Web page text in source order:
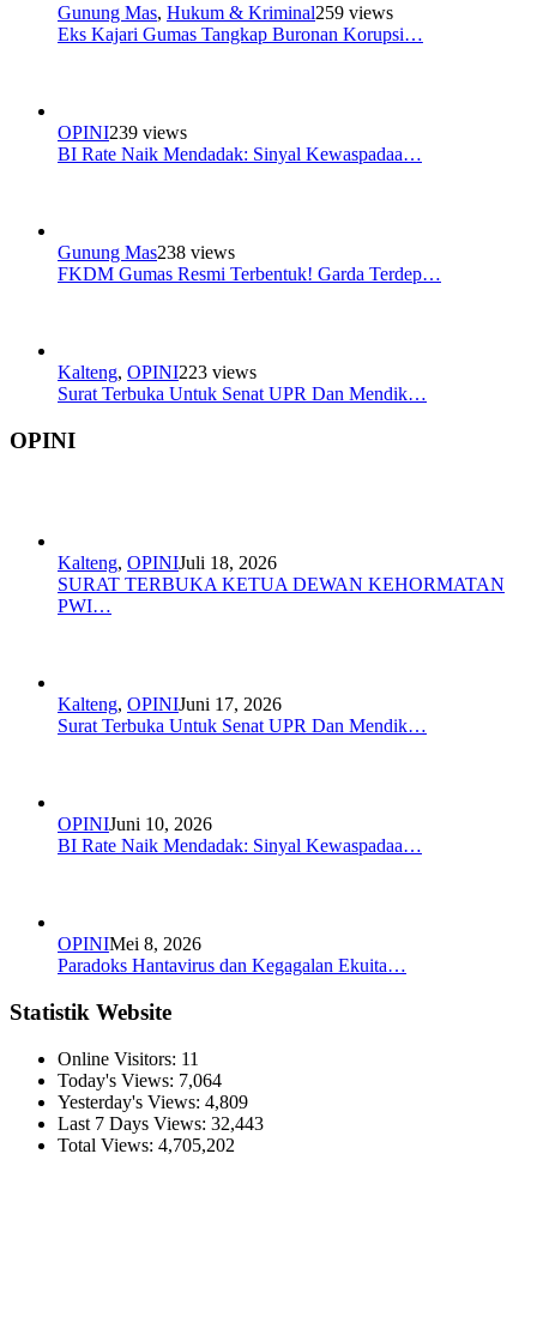
Gunung Mas, Hukum & Kriminal259 views
Eks Kajari Gumas Tangkap Buronan Korupsi…
OPINI239 views
BI Rate Naik Mendadak: Sinyal Kewaspadaa…
Gunung Mas238 views
FKDM Gumas Resmi Terbentuk! Garda Terdep…
Kalteng, OPINI223 views
Surat Terbuka Untuk Senat UPR Dan Mendik…
OPINI
Kalteng, OPINIJuli 18, 2026
SURAT TERBUKA KETUA DEWAN KEHORMATAN
PWI…
Kalteng, OPINIJuni 17, 2026
Surat Terbuka Untuk Senat UPR Dan Mendik…
OPINIJuni 10, 2026
BI Rate Naik Mendadak: Sinyal Kewaspadaa…
OPINIMei 8, 2026
Paradoks Hantavirus dan Kegagalan Ekuita…
Statistik Website
Online Visitors: 11
Today's Views: 7,064
Yesterday's Views: 4,809
Last 7 Days Views: 32,443
Total Views: 4,705,202